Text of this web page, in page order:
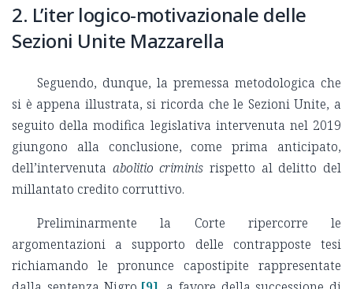
2. L’iter logico‑motivazionale delle
Sezioni Unite Mazzarella
Seguendo, dunque, la premessa metodologica che
si è appena illustrata, si ricorda che le Sezioni Unite, a
seguito della modifica legislativa intervenuta nel 2019
giungono alla conclusione, come prima anticipato,
dell’intervenuta abolitio criminis rispetto al delitto del
millantato credito corruttivo.
Preliminarmente la Corte ripercorre le
argomentazioni a supporto delle contrapposte tesi
richiamando le pronunce capostipite rappresentate